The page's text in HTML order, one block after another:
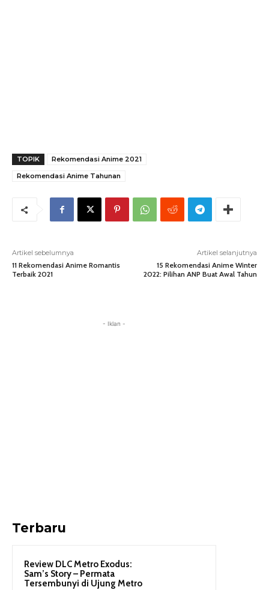
TOPIK
Rekomendasi Anime 2021
Rekomendasi Anime Tahunan
Artikel sebelumnya
11 Rekomendasi Anime Romantis
Terbaik 2021
Artikel selanjutnya
15 Rekomendasi Anime Winter
2022: Pilihan ANP Buat Awal Tahun
- Iklan -
Terbaru
Review DLC Metro Exodus:
Sam’s Story – Permata
Tersembunyi di Ujung Metro